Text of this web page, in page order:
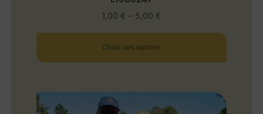
1,00 € – 5,00 €
Choix des options